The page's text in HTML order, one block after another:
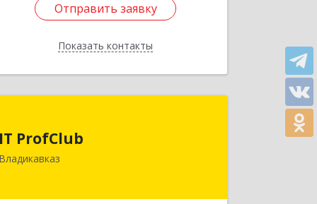
Отправить заявку
Показать контакты
Отправить заявку
Назад
IT ProfClub
Владикавказ
Респ, Владикавказ г, Международная